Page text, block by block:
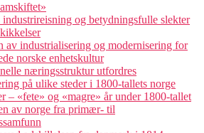
industrireisning og betydningsfulle slekter
av industrialisering og modernisering for
norske enhetskultur
næringsstruktur utfordres
på ulike steder i 1800-tallets norge
– «fete» og «magre» år under 1800-tallet
av norge fra primær- til